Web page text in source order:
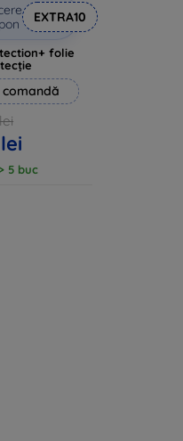
EXTRA10
folie
5 buc